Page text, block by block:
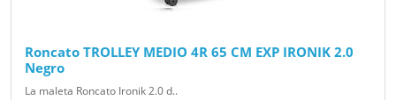
Roncato TROLLEY MEDIO 4R 65 CM EXP IRONIK 2.0
Negro
La maleta Roncato Ironik 2.0 d..